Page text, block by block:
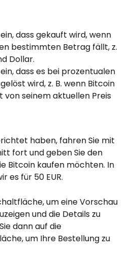
dass gekauft wird, wenn
bestimmten Betrag fällt, z.
Dollar.
dass es bei prozentualen
wird, z. B. wenn Bitcoin
von seinem aktuellen Preis
haben, fahren Sie mit
fort und geben Sie den
Bitcoin kaufen möchten. In
es für 50 EUR.
um eine Vorschau
und die Details zu
dann auf die
um Ihre Bestellung zu